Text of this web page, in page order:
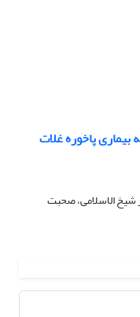
پاخوره غلات
الاسلامی، صحبت